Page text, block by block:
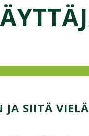
JA SIITÄ VIELÄ